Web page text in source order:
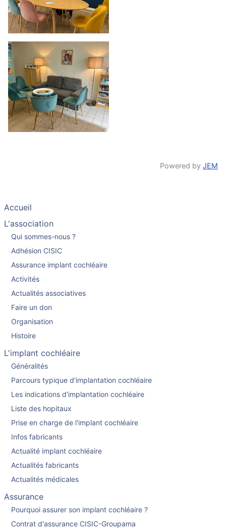
Powered by JEM
Accueil
L'association
Qui sommes-nous ?
Adhésion CISIC
Assurance implant cochléaire
Activités
Actualités associatives
Faire un don
Organisation
Histoire
L'implant cochléaire
Généralités
Parcours typique d'implantation cochléaire
Les indications d'implantation cochléaire
Liste des hopitaux
Prise en charge de l'implant cochléaire
Infos fabricants
Actualité implant cochléaire
Actualités fabricants
Actualités médicales
Assurance
Pourquoi assurer son implant cochléaire ?
Contrat d'assurance CISIC-Groupama